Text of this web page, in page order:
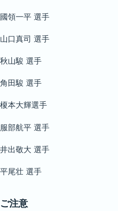
國領一平 選手
山口真司 選手
秋山駿 選手
角田駿 選手
榎本大輝選手
服部航平 選手
井出敬大 選手
平尾壮 選手
ご注意